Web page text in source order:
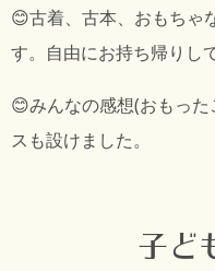
😊古着、古本、おもちゃ
す。自由にお持ち帰りし
😊みんなの感想(おもっ
スも設けました。
子ど